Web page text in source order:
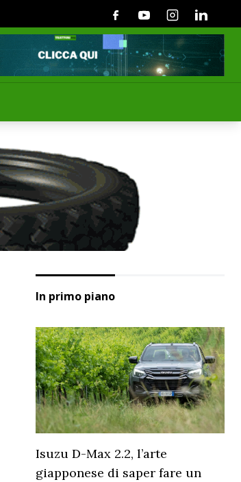
FacebookYoutubeInstagramLinkedin
In primo piano
Isuzu D-Max 2.2, l’arte
giapponese di saper fare un